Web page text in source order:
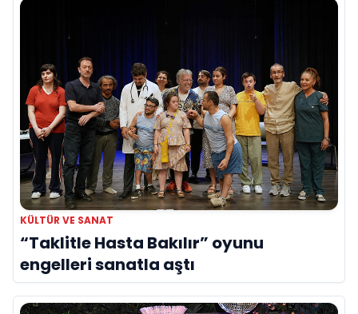
KÜLTÜR VE SANAT
“Taklitle Hasta Bakılır” oyunu
engelleri sanatla aştı